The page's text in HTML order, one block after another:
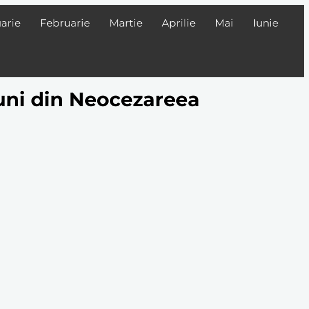
Februarie Martie Aprilie Mai Iunie
din Neocezareea